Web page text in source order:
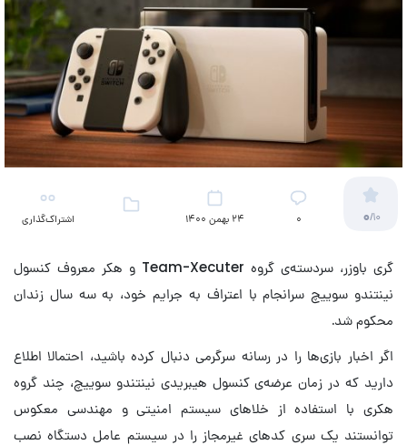
0/10 ۰ 24 بهمن 1400 اشتراک‌گذاری
گری باوزر، سردسته‌ی گروه Team-Xecuter و هکر معروف کنسول
نینتندو سوییچ سرانجام با اعتراف به جرایم خود، به سه سال زندان
محکوم شد.
اگر اخبار بازی‌ها را در رسانه سرگرمی دنبال کرده باشید، احتمالا اطلاع
دارید که در زمان عرضه‌ی کنسول هیبریدی نینتندو سوییچ، چند گروه
هکری با استفاده از خلاهای سیستم امنیتی و مهندسی معکوس
توانستند یک سری کدهای غیرمجاز را در سیستم عامل دستگاه نصب